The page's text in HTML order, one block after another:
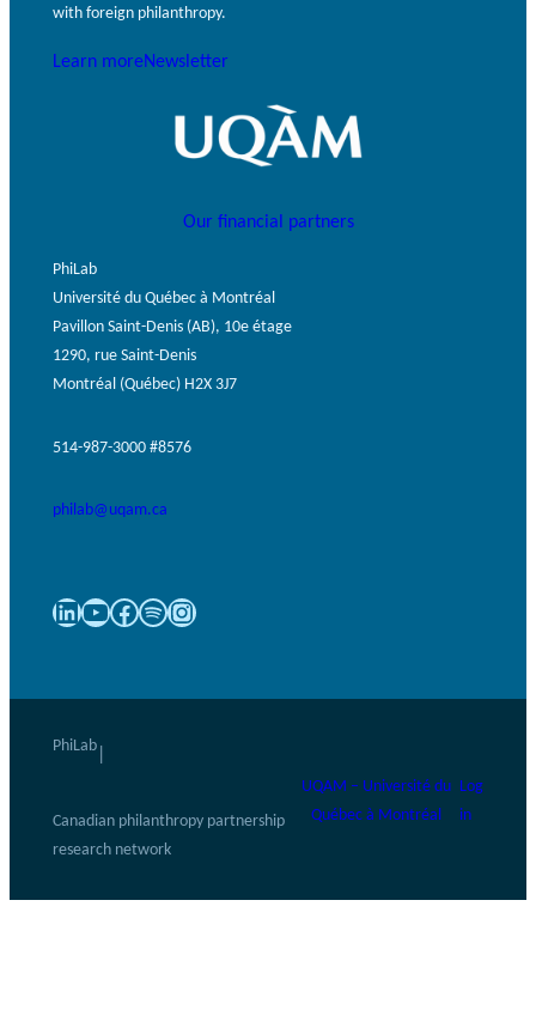
with foreign philanthropy.
Learn moreNewsletter
Our financial partners
PhiLab
Université du Québec à Montréal
Pavillon Saint-Denis (AB), 10e étage
1290, rue Saint-Denis
Montréal (Québec) H2X 3J7
514-987-3000 #8576
philab@uqam.ca
LinkedIn YouTube Facebook Spotify Instagram
PhiLab|
Canadian philanthropy partnership
research network
UQAM – Université du
Québec à Montréal
Log
in